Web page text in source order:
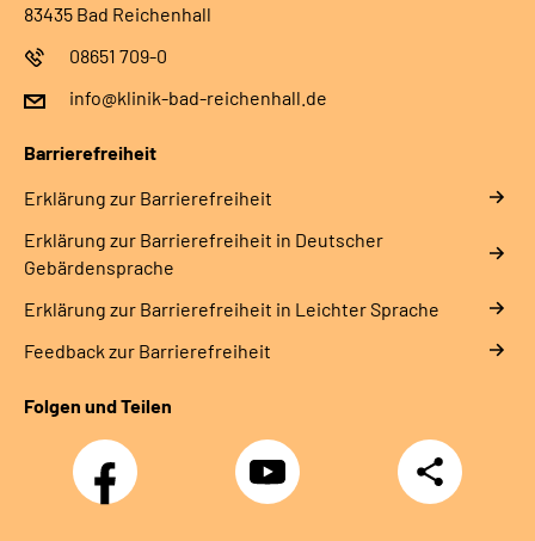
83435 Bad Reichenhall
08651 709-0
info@klinik-bad-reichenhall.de
Barrierefreiheit
Erklärung zur Barrierefreiheit
Erklärung zur Barrierefreiheit in Deutscher
Gebärdensprache
Erklärung zur Barrierefreiheit in Leichter Sprache
Feedback zur Barrierefreiheit
Folgen und Teilen
Facebook YouTube
Teilen